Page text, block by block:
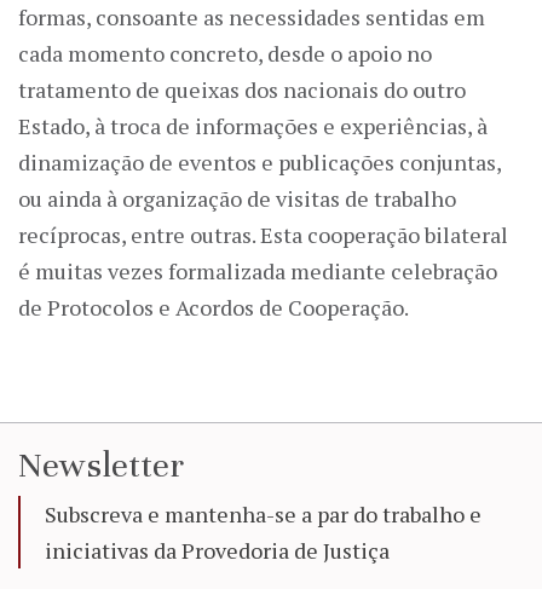
formas, consoante as necessidades sentidas em
cada momento concreto, desde o apoio no
tratamento de queixas dos nacionais do outro
Estado, à troca de informações e experiências, à
dinamização de eventos e publicações conjuntas,
ou ainda à organização de visitas de trabalho
recíprocas, entre outras. Esta cooperação bilateral
é muitas vezes formalizada mediante celebração
de Protocolos e Acordos de Cooperação.
Newsletter
Subscreva e mantenha-se a par do trabalho e
iniciativas da Provedoria de Justiça